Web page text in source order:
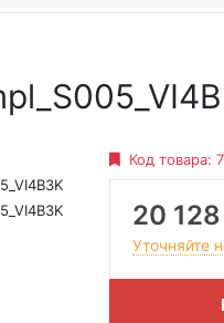
Код товара:
20 128
Уточняйте